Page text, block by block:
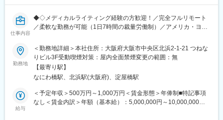
員として登録しています。業界関連のセミナーにも参加すること
プデートできる環境です。
◎完全在宅勤務のため、拠点（東京・大阪）の近くにお住まいで
なくてもご就業いただけます。
◎お昼休みの時間帯も自由なので、例えばお子様がおられる方の
場合、お子様の通院やご都合に合わせて業務時間を調整できま
（自分の業務が終わるよう業務管理を行う必要はありますが、裁
量の大きい働き方ができます）
仕事内容
◆◇メディカルライティング経験の方歓迎！／完全フルリモート
／柔軟な勤務が可能（1日7時間の裁量労働制）／アメリカ・ヨー
ティング会社◆◇
■業務概要：
治験相談用資料や試験総括報告書、承認申請資料（CTDなど）の
作成を中心に、医薬品開発における各種ドキュメント作成業務
（英語・日本語）をお任せします。
■業務の内容：
勤務地
＜勤務地詳細＞本社住所：大阪府大阪市中央区北浜2-1-21 つねな
りビル3F受動喫煙対策：屋内全面禁煙変更の範囲：無
【最寄り駅】
なにわ橋駅、北浜駅(大阪府)、淀屋橋駅
給与
＜予定年収＞500万円～1,000万円＜賃金形態＞年俸制■特記事項
なし＜賃金内訳＞年額（基本給）：5,000,000円～10,000,000円